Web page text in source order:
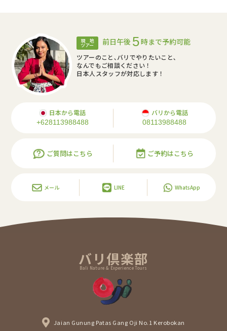
現 地
ツアー 前日午後 5時まで予約可能
ツアーのこと､バリでやりたいこと､
なんでもご相談ください！
日本人スタッフが対応します！
日本から電話
+628113988488
バリから電話
08113988488
ご質問はこちら ご予約はこちら
メール LINE WhatsApp
バリ倶楽部
Bali Nature & Experience Tours
Jaian Gunung Patas Gang Oji No.1 Kerobokan